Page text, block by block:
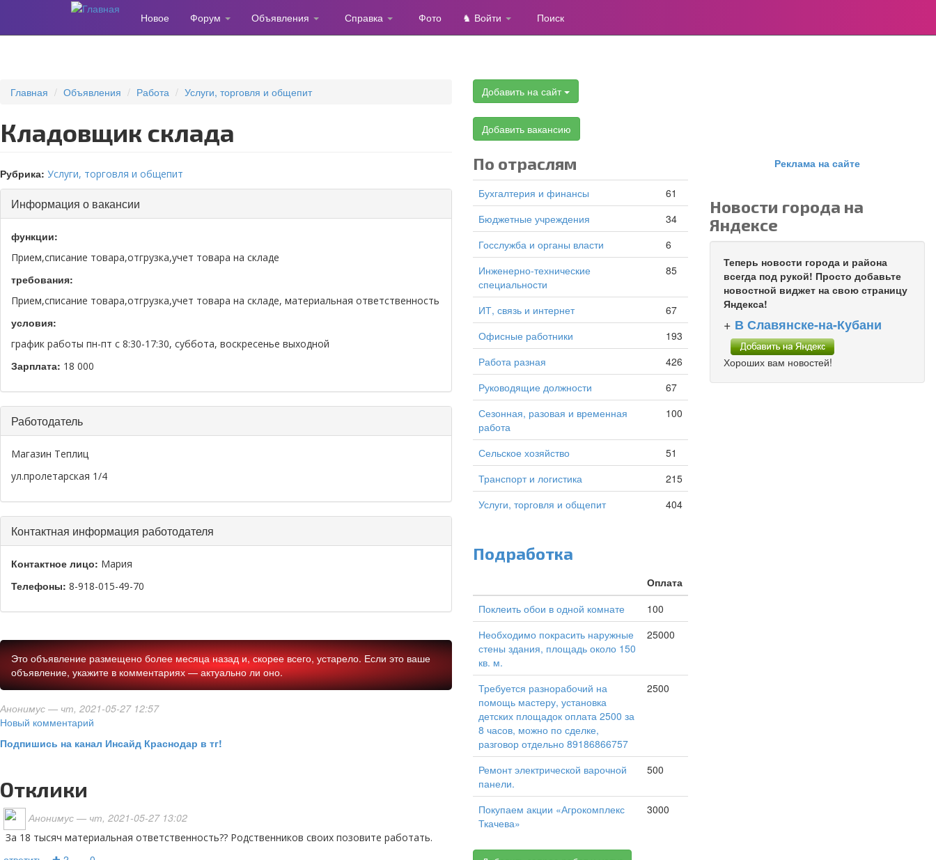
Новое Форум Объявления Справка Фото ♞ Войти Поиск
Главная Объявления Работа Услуги, торговля и общепит
Кладовщик склада
Рубрика: Услуги, торговля и общепит
Информация о вакансии
функции:
Прием,списание товара,отгрузка,учет товара на складе
требования:
Прием,списание товара,отгрузка,учет товара на складе, материальная ответственность
условия:
график работы пн-пт с 8:30-17:30, суббота, воскресенье выходной
Зарплата: 18 000
Работодатель
Магазин Теплиц
ул.пролетарская 1/4
Контактная информация работодателя
Контактное лицо: Мария
Телефоны: 8-918-015-49-70
Это объявление размещено более месяца назад и, скорее всего, устарело. Если это ваше
объявление, укажите в комментариях — актуально ли оно.
Анонимус — чт, 2021-05-27 12:57
Новый комментарий
Подпишись на канал Инсайд Краснодар в тг!
Отклики
Анонимус — чт, 2021-05-27 13:02
За 18 тысяч материальная ответственность?? Родственников своих позовите работать.
Добавить на сайт
Добавить вакансию
По отраслям
Бухгалтерия и финансы
61
Бюджетные учреждения
34
Госслужба и органы власти
6
Инженерно-технические
специальности
85
ИТ, связь и интернет
67
Офисные работники
193
Работа разная
426
Руководящие должности
67
Сезонная, разовая и временная
работа
100
Сельское хозяйство
51
Транспорт и логистика
215
Услуги, торговля и общепит
404
Подработка
Оплата
Поклеить обои в одной комнате
100
Необходимо покрасить наружные
стены здания, площадь около 150
кв. м.
25000
Требуется разнорабочий на
помощь мастеру, установка
детских площадок оплата 2500 за
8 часов, можно по сделке,
разговор отдельно 89186866757
2500
Ремонт электрической варочной
панели.
500
Покупаем акции «Агрокомплекс
Ткачева»
3000
Реклама на сайте
Новости города на
Яндексе
Теперь новости города и района
всегда под рукой! Просто добавьте
новостной виджет на свою страницу
Яндекса!
+ В Славянске-на-Кубани
Хороших вам новостей!